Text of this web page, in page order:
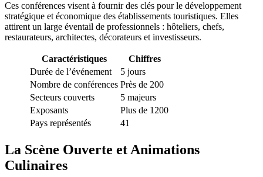
Ces conférences visent à fournir des clés pour le développement
stratégique et économique des établissements touristiques. Elles
attirent un large éventail de professionnels : hôteliers, chefs,
restaurateurs, architectes, décorateurs et investisseurs.
Caractéristiques
Chiffres
Durée de l’événement
5 jours
Nombre de conférences Près de 200
Secteurs couverts
5 majeurs
Exposants
Plus de 1200
Pays représentés
41
La Scène Ouverte et Animations
Culinaires